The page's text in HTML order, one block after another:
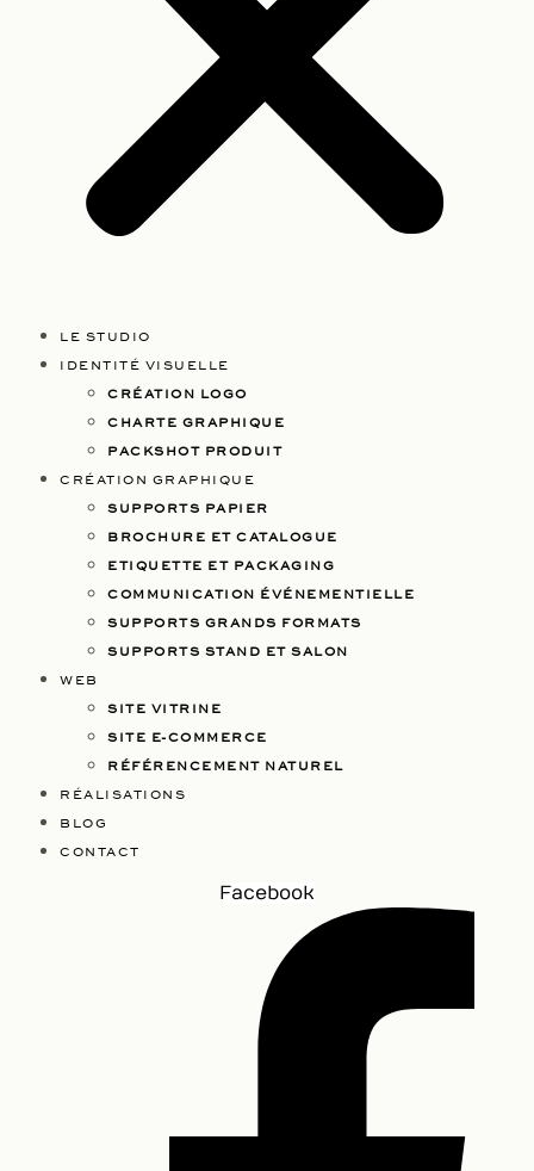
LE STUDIO
IDENTITÉ VISUELLE
CRÉATION LOGO
CHARTE GRAPHIQUE
PACKSHOT PRODUIT
CRÉATION GRAPHIQUE
SUPPORTS PAPIER
BROCHURE ET CATALOGUE
ETIQUETTE ET PACKAGING
COMMUNICATION ÉVÉNEMENTIELLE
SUPPORTS GRANDS FORMATS
SUPPORTS STAND ET SALON
WEB
SITE VITRINE
SITE E-COMMERCE
RÉFÉRENCEMENT NATUREL
RÉALISATIONS
BLOG
CONTACT
Facebook